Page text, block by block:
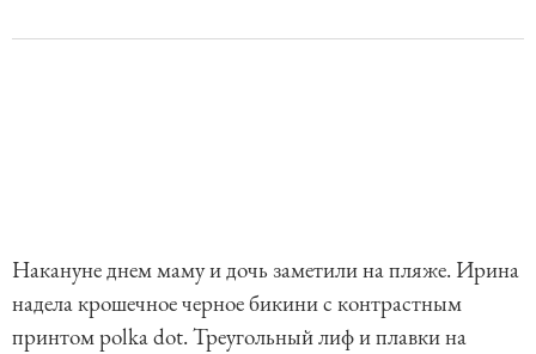
Накануне днем маму и дочь заметили на пляже. Ирина
надела крошечное черное бикини с контрастным
принтом polka dot. Треугольный лиф и плавки на